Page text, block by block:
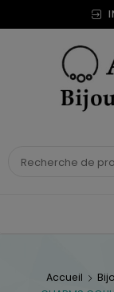
Accueil